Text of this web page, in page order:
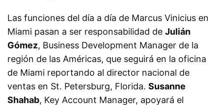
Las funciones del día a día de Marcus Vinicius en
Miami pasan a ser responsabilidad de Julián
Gómez, Business Development Manager de la
región de las Américas, que seguirá en la oficina
de Miami reportando al director nacional de
ventas en St. Petersburg, Florida. Susanne
Shahab, Key Account Manager, apoyará el